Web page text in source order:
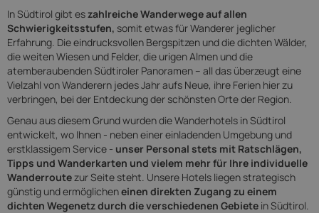
In Südtirol gibt eszahlreiche Wanderwege auf allen
Schwierigkeitsstufen, somit etwas für Wanderer jeglicher
Erfahrung. Die eindrucksvollen Bergspitzen und die dichten Wälder,
die weiten Wiesen und Felder, die urigen Almen und die
atemberaubenden Südtiroler Panoramen – all das überzeugt eine
Vielzahl von Wanderern jedes Jahr aufs Neue, ihre Ferien hier zu
verbringen, bei der Entdeckung der schönsten Orte der Region.
Genau aus diesem Grund wurden die Wanderhotels in Südtirol
entwickelt, wo Ihnen - neben einer einladenden Umgebung und
erstklassigem Service - unser Personal stets mit Ratschlägen,
Tipps und Wanderkarten und vielem mehr für Ihre individuelle
Wanderroutezur Seite steht. Unsere Hotels liegen strategisch
günstig und ermöglicheneinen direkten Zugang zu einem
dichten Wegenetz durch die verschiedenen Gebiete in Südtirol.